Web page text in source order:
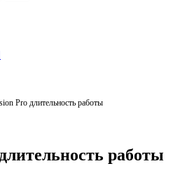
Pro длительность работы
работы